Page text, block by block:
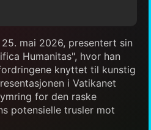
mai 2026, presentert sin
Humanitas", hvor han
knyttet til kunstig
i Vatikanet
for den raske
potensielle trusler mot